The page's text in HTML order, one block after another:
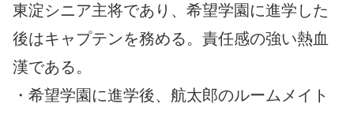
東淀シニア主将であり、希望学園に進学した
後はキャプテンを務める。責任感の強い熱血
漢である。
・希望学園に進学後、航太郎のルームメイト